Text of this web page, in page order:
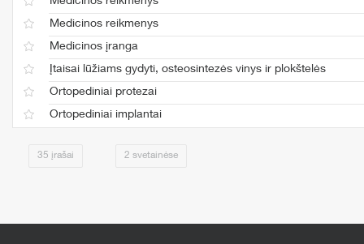
Medicinos reikmenys
Medicinos įranga
Įtaisai lūžiams gydyti, osteosintezės vinys ir plokštelės
Ortopediniai protezai
Ortopediniai implantai
35 įrašai 2 svetainėse